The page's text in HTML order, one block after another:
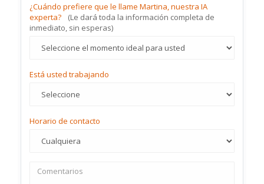
¿Cuándo prefiere que le llame Martina, nuestra IA
experta?
(Le dará toda la información completa de
inmediato, sin esperas)
Está usted trabajando
Horario de contacto